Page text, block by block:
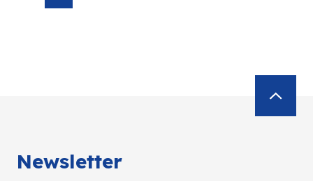
Newsletter